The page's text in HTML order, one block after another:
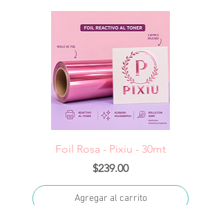
Foil Rosa - Pixiu - 30mt
Precio
$239.00
Agregar al carrito